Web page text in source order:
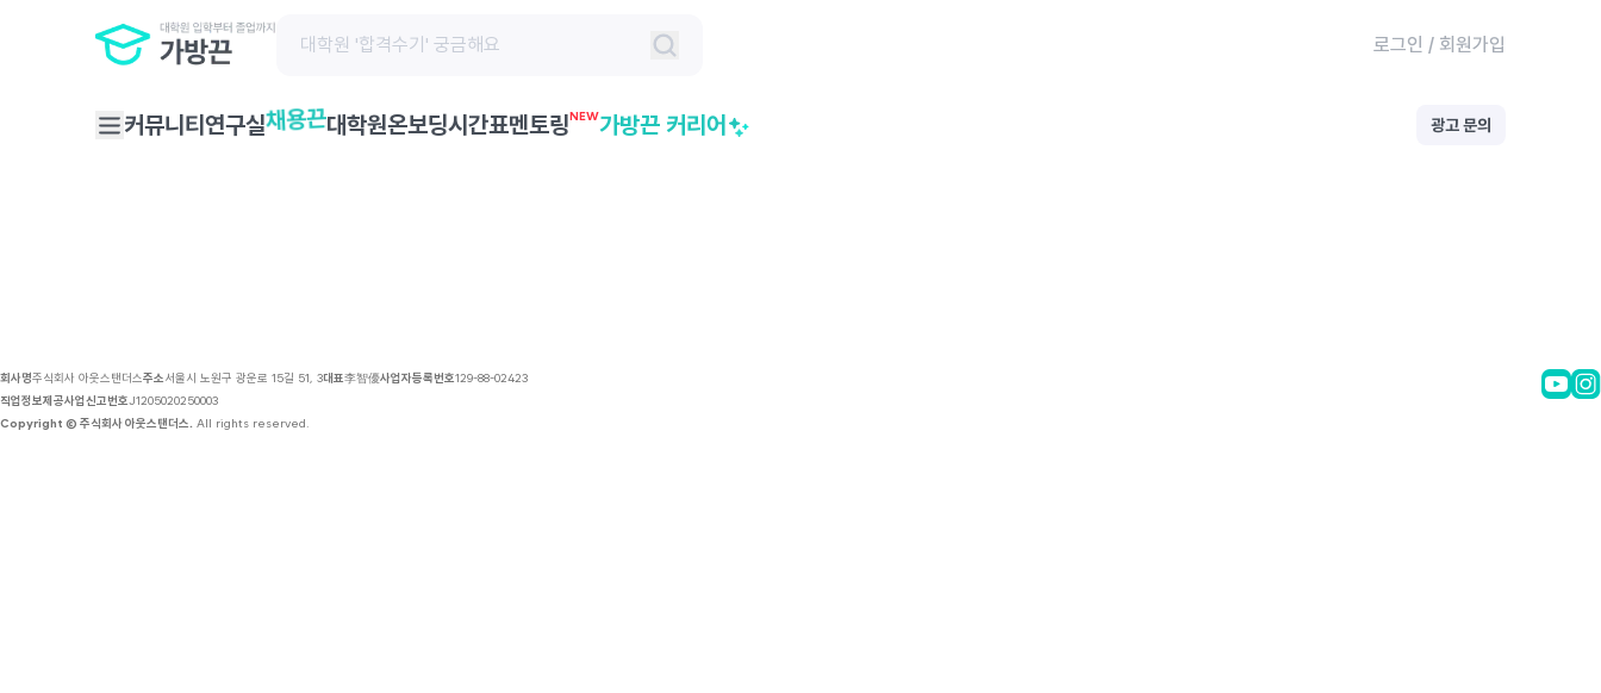
로그인 / 회원가입
커뮤니티 연구실채용끈대학원온보딩시간표멘토링NEW가방끈 커리어 광고 문의
회사명주식회사 아웃스탠더스주소서울시 노원구 광운로 15길 51, 3대표李智優사업자등록번호129-88-02423
직업정보제공사업신고번호J1205020250003
Copyright © 주식회사 아웃스탠더스. All rights reserved.